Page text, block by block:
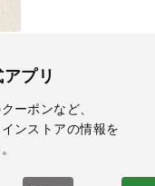
プリ
ーポンなど、
ンストアの情報を